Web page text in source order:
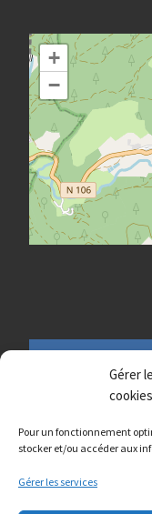
Gérer
cookies
Pour un fonctionnement
stocker et/ou accéder aux
Gérer les services
+
−